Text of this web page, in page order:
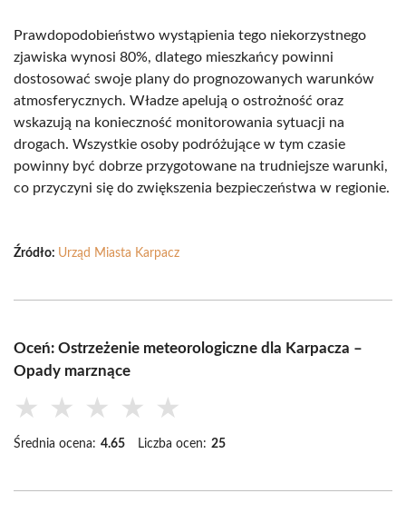
Prawdopodobieństwo wystąpienia tego niekorzystnego
zjawiska wynosi 80%, dlatego mieszkańcy powinni
dostosować swoje plany do prognozowanych warunków
atmosferycznych. Władze apelują o ostrożność oraz
wskazują na konieczność monitorowania sytuacji na
drogach. Wszystkie osoby podróżujące w tym czasie
powinny być dobrze przygotowane na trudniejsze warunki,
co przyczyni się do zwiększenia bezpieczeństwa w regionie.
Źródło: Urząd Miasta Karpacz
Oceń: Ostrzeżenie meteorologiczne dla Karpacza –
Opady marznące
★ ★ ★ ★ ★
Średnia ocena: 4.65 Liczba ocen: 25